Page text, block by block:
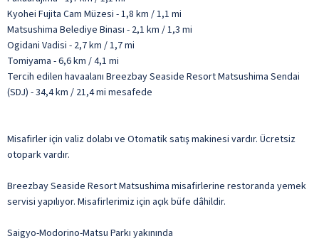
Kyohei Fujita Cam Müzesi - 1,8 km / 1,1 mi
Matsushima Belediye Binası - 2,1 km / 1,3 mi
Ogidani Vadisi - 2,7 km / 1,7 mi
Tomiyama - 6,6 km / 4,1 mi
Tercih edilen havaalanı Breezbay Seaside Resort Matsushima Sendai
(SDJ) - 34,4 km / 21,4 mi mesafede
Misafirler için valiz dolabı ve Otomatik satış makinesi vardır. Ücretsiz
otopark vardır.
Breezbay Seaside Resort Matsushima misafirlerine restoranda yemek
servisi yapılıyor. Misafirlerimiz için açık büfe dâhildir.
Saigyo-Modorino-Matsu Parkı yakınında